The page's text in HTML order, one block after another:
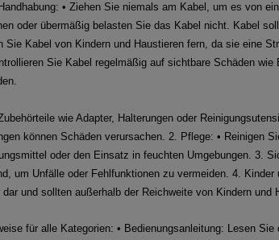
• Ziehen Sie niemals am Kabel, um es von
oder übermäßig belasten Sie das Kabel nicht. Kabel
Sie Kabel von Kindern und Haustieren fern, da sie eine
Sie Kabel regelmäßig auf sichtbare Schäden
wie Adapter, Halterungen oder
können Schäden verursachen. 2. Pflege: • Reinigen
oder den Einsatz in feuchten Umgebungen. 3.
um Unfälle oder Fehlfunktionen zu vermeiden. 4.
und sollten außerhalb der Reichweite von Kindern und
für alle Kategorien: • Bedienungsanleitung: Lesen